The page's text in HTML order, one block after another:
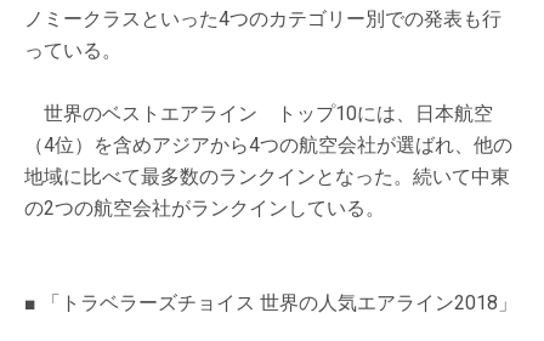
ノミークラスといった4つのカテゴリー別での発表も行
っている。
世界のベストエアライン トップ10には、日本航空
（4位）を含めアジアから4つの航空会社が選ばれ、他の
地域に比べて最多数のランクインとなった。続いて中東
の2つの航空会社がランクインしている。
■ 「トラベラーズチョイス 世界の人気エアライン2018」